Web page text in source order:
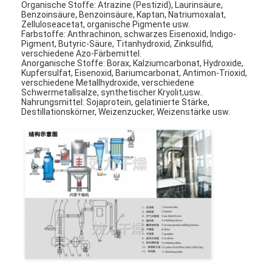
Startseite
Produkte
Über uns
Organische Stoffe: Atrazine (Pestizid), Laurinsäure,
Benzoinsäure, Benzoinsäure, Kaptan, Natriumoxalat,
Zelluloseacetat, organische Pigmente usw.
Farbstoffe: Anthrachinon, schwarzes Eisenoxid, Indigo-
Pigment, Butyric-Säure, Titanhydroxid, Zinksulfid,
verschiedene Azo-Färbemittel.
Anorganische Stoffe: Borax, Kalziumcarbonat, Hydroxide,
Kupfersulfat, Eisenoxid, Bariumcarbonat, Antimon-Trioxid,
verschiedene Metallhydroxide, verschiedene
Schwermetallsalze, synthetischer Kryolit,usw..
Nahrungsmittel: Sojaprotein, gelatinierte Stärke,
Destillationskörner, Weizenzucker, Weizenstärke usw.